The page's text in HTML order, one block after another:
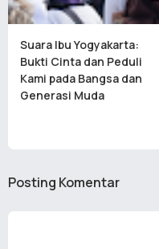
Suara Ibu Yogyakarta:
Bukti Cinta dan Peduli
Kami pada Bangsa dan
Generasi Muda
Posting Komentar